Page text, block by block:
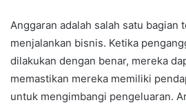
Anggaran adalah salah satu bagian
menjalankan bisnis. Ketika
dilakukan dengan benar, mereka
memastikan mereka memiliki
untuk mengimbangi pengeluaran.